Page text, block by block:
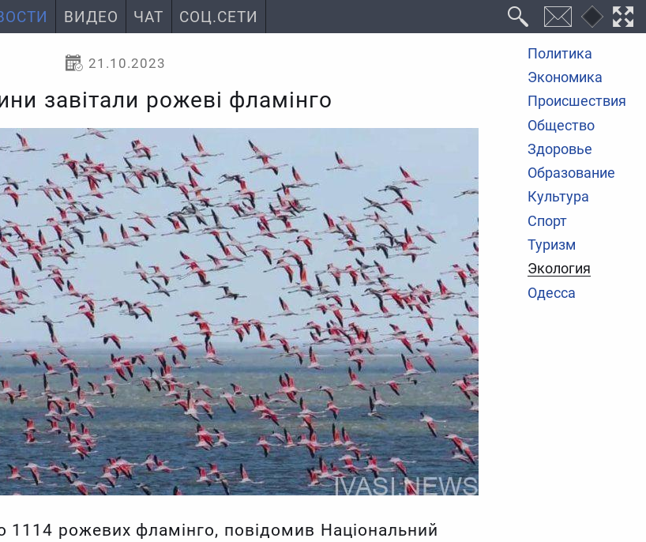
ВИДЕО ЧАТ СОЦ.СЕТИ
Политика
Экономика
Происшествия
Общество
Здоровье
Образование
Культура
Спорт
Туризм
Экология
Одесса
21.10.2023
завітали рожеві фламінго
1114 рожевих фламінго, повідомив Національний